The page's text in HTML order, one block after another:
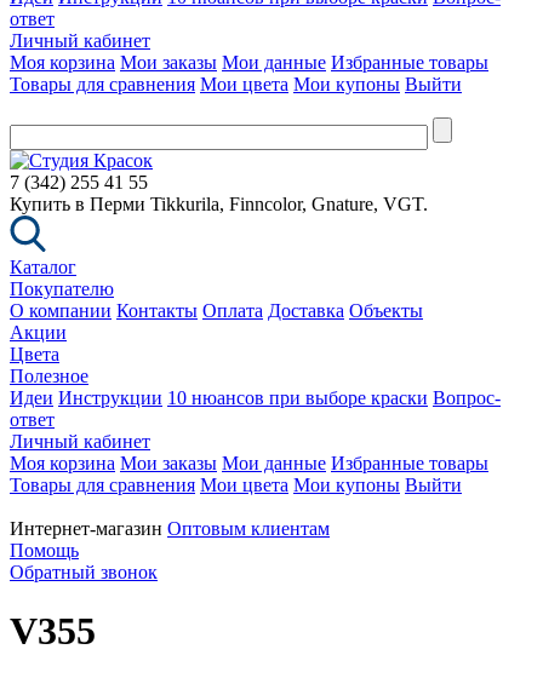
ответ
Личный кабинет
Моя корзина Мои заказы Мои данные Избранные товары
Товары для сравнения Мои цвета Мои купоны Выйти
7 (342) 255 41 55
Купить в Перми Tikkurila, Finncolor, Gnature, VGT.
Каталог
Покупателю
О компании Контакты Оплата Доставка Объекты
Акции
Цвета
Полезное
Идеи Инструкции 10 нюансов при выборе краски Вопрос-
ответ
Личный кабинет
Моя корзина Мои заказы Мои данные Избранные товары
Товары для сравнения Мои цвета Мои купоны Выйти
Интернет-магазин Оптовым клиентам
Помощь
Обратный звонок
V355